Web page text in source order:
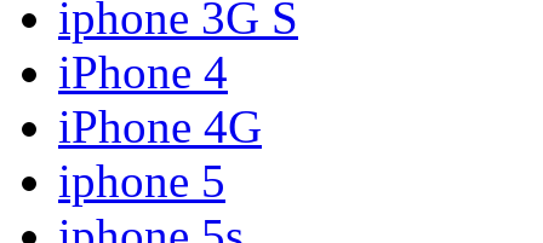
iphone 3G S
iPhone 4
iPhone 4G
iphone 5